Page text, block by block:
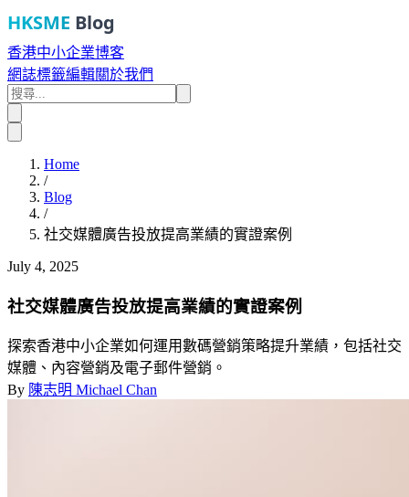
HKSME Blog
香港中小企業博客
網誌標籤編輯關於我們
Home
/
Blog
/
社交媒體廣告投放提高業績的實證案例
July 4, 2025
社交媒體廣告投放提高業績的實證案例
探索香港中小企業如何運用數碼營銷策略提升業績，包括社交
媒體、內容營銷及電子郵件營銷。
By 陳志明 Michael Chan